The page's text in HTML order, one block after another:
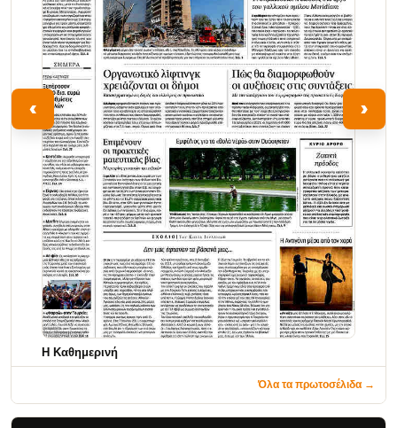
‹
Η Καθημερινή
›
Όλα τα πρωτοσέλιδα →